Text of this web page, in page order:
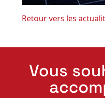
Retour vers les
Vous